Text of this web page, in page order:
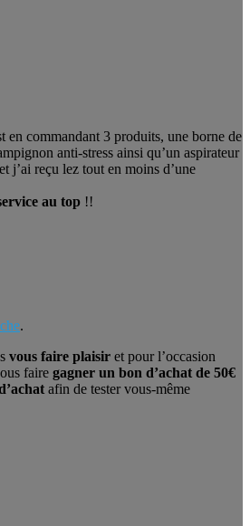
en commandant 3 produits, une borne de
anti-stress ainsi qu’un aspirateur
j’ai reçu lez tout en moins d’une
au top !!
.
vous faire plaisir et pour l’occasion
faire gagner un bon d’achat de 50€
afin de tester vous-même